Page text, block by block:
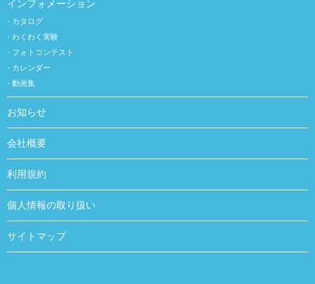
インフォメーション
カタログ
わくわく実験
フォトコンテスト
カレンダー
動画集
お知らせ
会社概要
利用規約
個人情報の取り扱い
サイトマップ